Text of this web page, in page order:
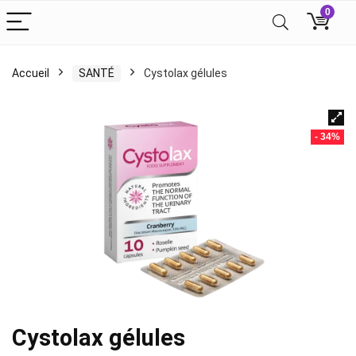
0
Accueil SANTÉ Cystolax gélules
- 34%
Cystolax gélules